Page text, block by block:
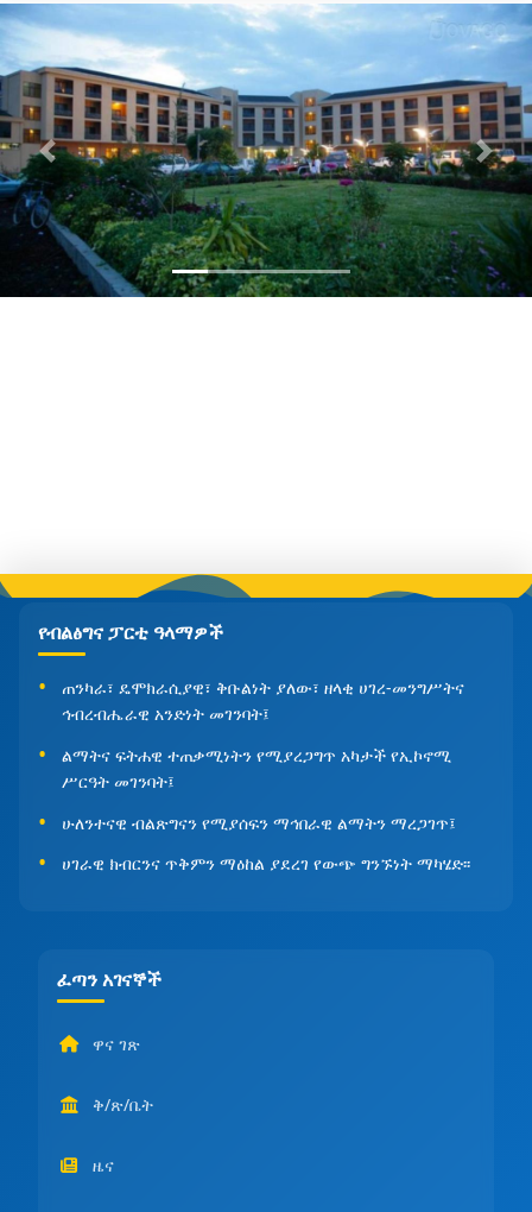
Previous Next
የብልፅግና ፓርቲ ዓላማዎች
ጠንካራ፣ ዴሞክራሲያዊ፣ ቅቡልነት ያለው፣ ዘላቂ ሀገረ-መንግሥትና
ኅብረብሔራዊ አንድነት መገንባት፤
ልማትና ፍትሐዊ ተጠቃሚነትን የሚያረጋግጥ አካታች የኢኮኖሚ
ሥርዓት መገንባት፤
ሁለንተናዊ ብልጽግናን የሚያሰፍን ማኅበራዊ ልማትን ማረጋገጥ፤
ሀገራዊ ክብርንና ጥቅምን ማዕከል ያደረገ የውጭ ግንኙነት ማካሄድ፡፡
ፈጣን አገናኞች
ዋና ገጽ
ቅ/ጽ/ቤት
ዜና